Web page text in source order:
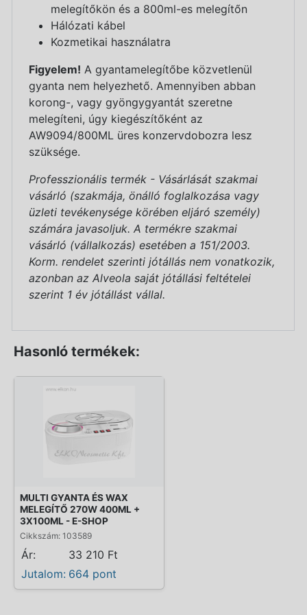
melegítőkön és a 800ml-es melegítőn
Hálózati kábel
Kozmetikai használatra
Figyelem! A gyantamelegítőbe közvetlenül
gyanta nem helyezhető. Amennyiben abban
korong-, vagy gyöngygyantát szeretne
melegíteni, úgy kiegészítőként az
AW9094/800ML üres konzervdobozra lesz
szüksége.
Professzionális termék - Vásárlását szakmai
vásárló (szakmája, önálló foglalkozása vagy
üzleti tevékenysége körében eljáró személy)
számára javasoljuk. A termékre szakmai
vásárló (vállalkozás) esetében a 151/2003.
Korm. rendelet szerinti jótállás nem vonatkozik,
azonban az Alveola saját jótállási feltételei
szerint 1 év jótállást vállal.
Hasonló termékek:
MULTI GYANTA ÉS WAX
MELEGÍTŐ 270W 400ML +
3X100ML - E-SHOP
Cikkszám: 103589
Ár:
33 210 Ft
Jutalom: 664 pont